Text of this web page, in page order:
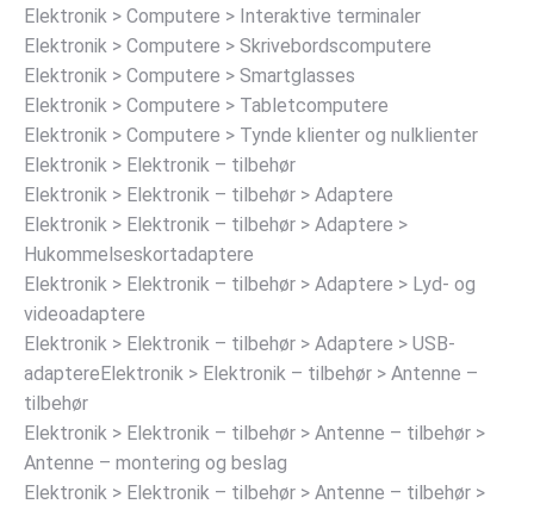
Elektronik > Computere > Interaktive terminaler
Elektronik > Computere > Skrivebordscomputere
Elektronik > Computere > Smartglasses
Elektronik > Computere > Tabletcomputere
Elektronik > Computere > Tynde klienter og nulklienter
Elektronik > Elektronik – tilbehør
Elektronik > Elektronik – tilbehør > Adaptere
Elektronik > Elektronik – tilbehør > Adaptere >
Hukommelseskortadaptere
Elektronik > Elektronik – tilbehør > Adaptere > Lyd- og
videoadaptere
Elektronik > Elektronik – tilbehør > Adaptere > USB-
adaptereElektronik > Elektronik – tilbehør > Antenne –
tilbehør
Elektronik > Elektronik – tilbehør > Antenne – tilbehør >
Antenne – montering og beslag
Elektronik > Elektronik – tilbehør > Antenne – tilbehør >